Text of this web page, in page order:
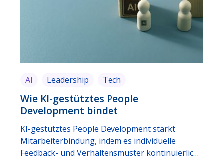
AI Leadership Tech
Wie KI-gestütztes People
Development bindet
KI-gestütztes People Development stärkt
Mitarbeiterbindung, indem es individuelle
Feedback- und Verhaltensmuster kontinuierlich